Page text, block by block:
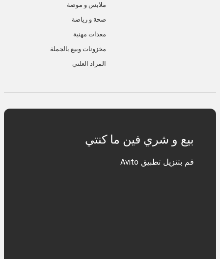
ملابس و موضة
صحة و رياضة
معدات مهنية
مخزونات وبيع بالجملة
المزاد العلني
بيع و شري فين ما كنتي
قم بتنزيل تطبيق Avito